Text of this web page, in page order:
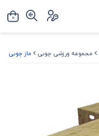
مجموعه ورزشی چوبی ماز چوبی کودکان 3
0